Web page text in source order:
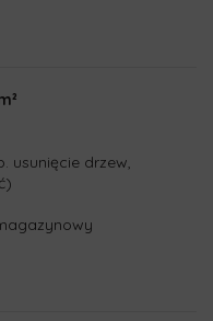
usunięcie drzew,